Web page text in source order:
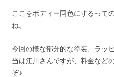
ここをボディー同色にするって
ね。
今回の様な部分的な塗装、ラッ
当は江川さんですが、料金など
ぞ♪